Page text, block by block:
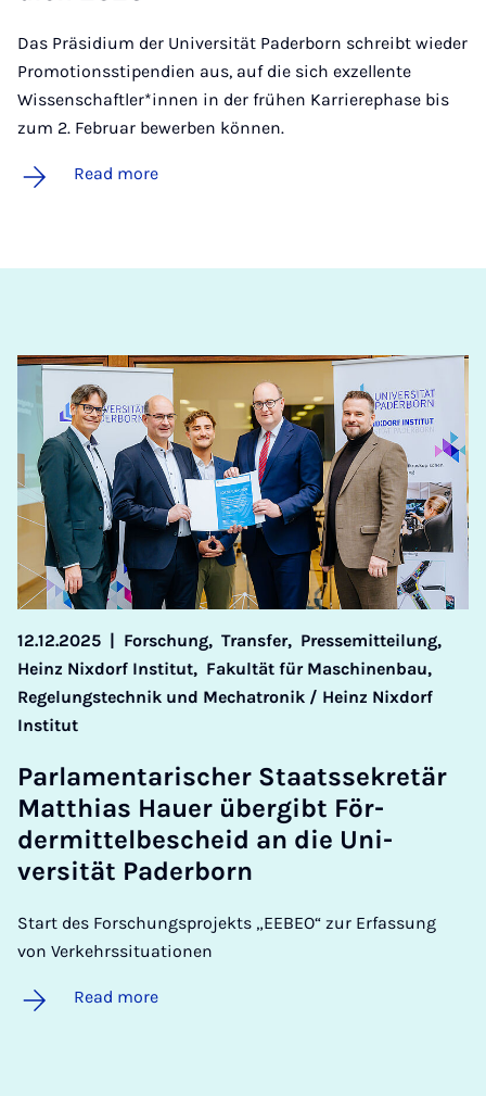
Das Präsidium der Universität Paderborn schreibt wieder
Promotionsstipendien aus, auf die sich exzellente
Wissenschaftler*innen in der frühen Karrierephase bis
zum 2. Februar bewerben können.
Read more
12.12.2025 | Forschung, Transfer, Pressemitteilung,
Heinz Nixdorf Institut, Fakultät für Maschinenbau,
Regelungstechnik und Mechatronik / Heinz Nixdorf
Institut
Par­la­ment­ar­ischer Staatssekretär
Mat­thi­as Hauer über­gibt För­
dermit­tel­bes­cheid an die Uni­
versität Pader­born
Start des Forschungsprojekts „EEBEO“ zur Erfassung
von Verkehrssituationen
Read more